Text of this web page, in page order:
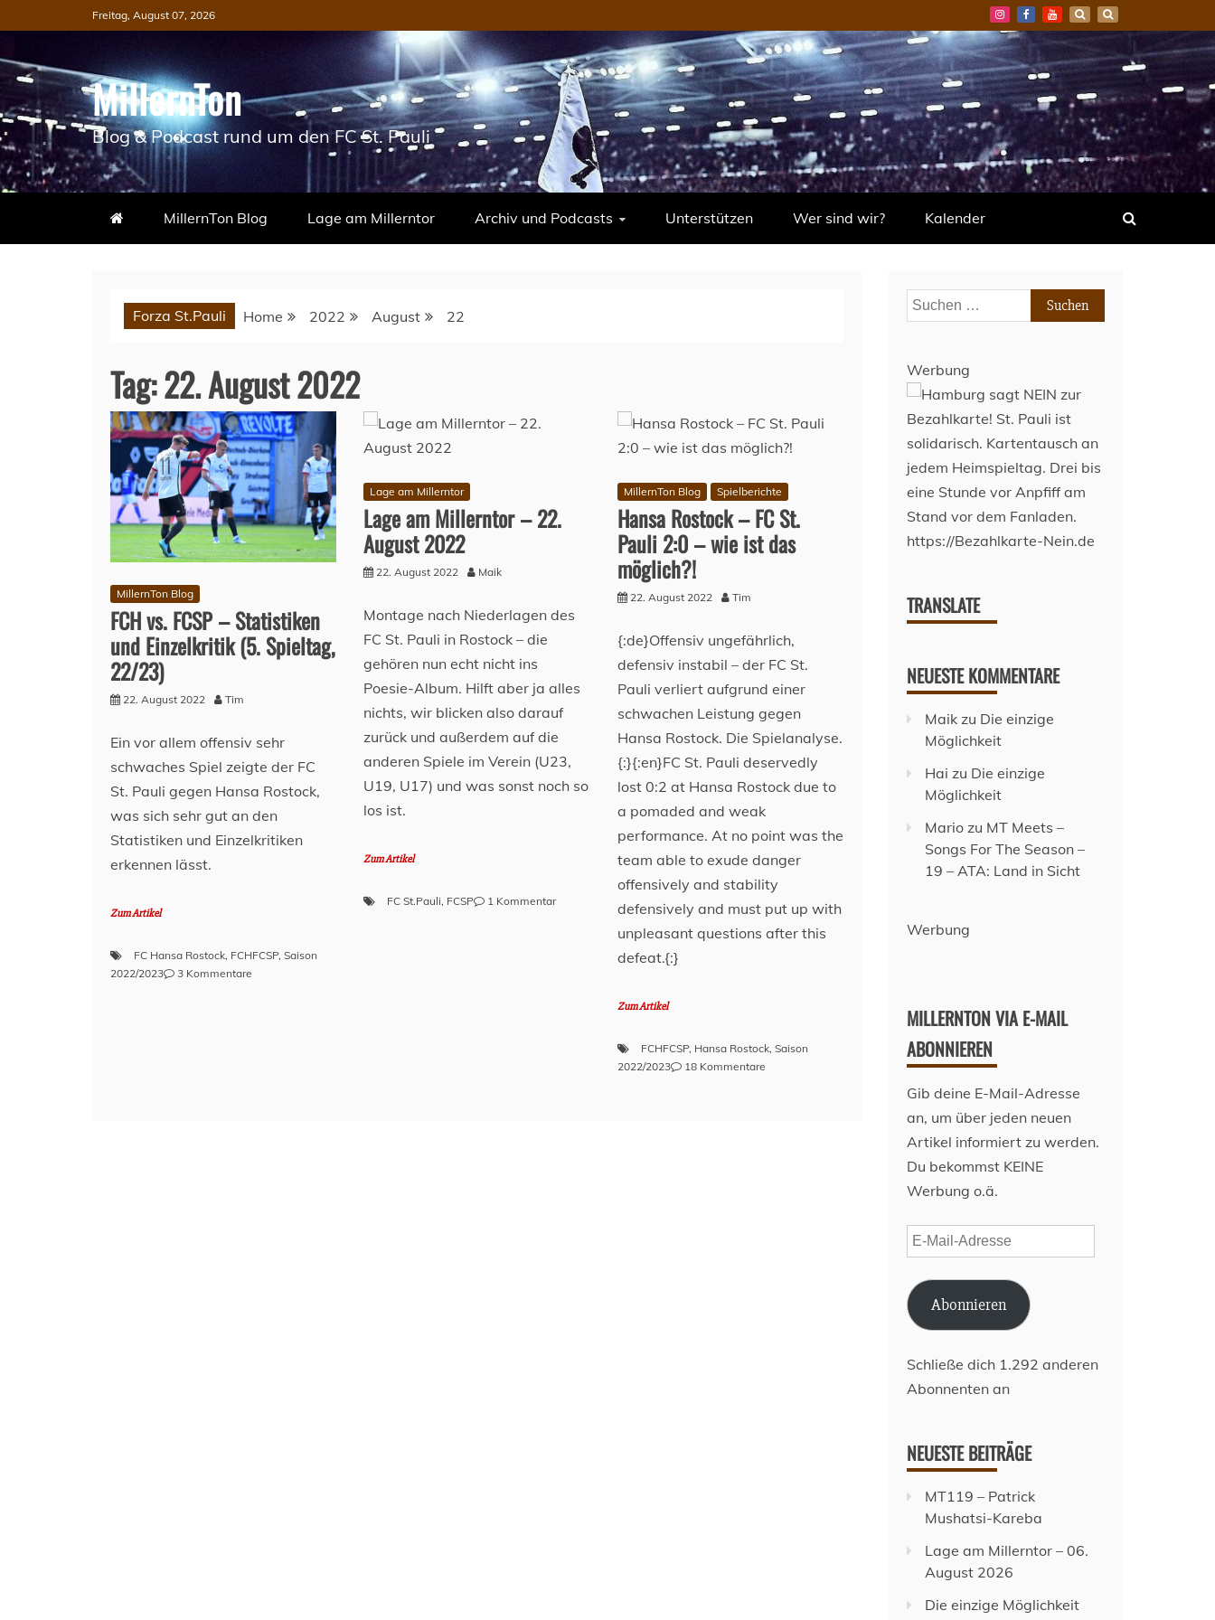
to
content
Freitag, August 07, 2026
MillernTon
Blog & Podcast rund um den FC St. Pauli
MillernTon Blog Lage am Millerntor Archiv und Podcasts Unterstützen Wer sind wir? Kalender
Forza St.Pauli Home 2022 August 22
Tag:22. August 2022
MillernTon Blog
FCH vs. FCSP – Statistiken
und Einzelkritik (5. Spieltag,
22/23)
22. August 2022 Tim
Ein vor allem offensiv sehr
schwaches Spiel zeigte der FC
St. Pauli gegen Hansa Rostock,
was sich sehr gut an den
Statistiken und Einzelkritiken
erkennen lässt.
Zum Artikel
FC Hansa Rostock, FCHFCSP, Saison
2022/2023
3 Kommentare
Lage am Millerntor
Lage am Millerntor – 22.
August 2022
22. August 2022 Maik
Montage nach Niederlagen des
FC St. Pauli in Rostock – die
gehören nun echt nicht ins
Poesie-Album. Hilft aber ja alles
nichts, wir blicken also darauf
zurück und außerdem auf die
anderen Spiele im Verein (U23,
U19, U17) und was sonst noch so
los ist.
Zum Artikel
FC St.Pauli, FCSP 1 Kommentarzu
MillernTon Blog Spielberichte
Hansa Rostock – FC St.
Pauli 2:0 – wie ist das
möglich?!
22. August 2022 Tim
{:de}Offensiv ungefährlich,
defensiv instabil – der FC St.
Pauli verliert aufgrund einer
schwachen Leistung gegen
Hansa Rostock. Die Spielanalyse.
{:}{:en}FC St. Pauli deservedly
lost 0:2 at Hansa Rostock due to
a pomaded and weak
performance. At no point was the
team able to exude danger
offensively and stability
defensively and must put up with
unpleasant questions after this
defeat.{:}
Zum Artikel
FCHFCSP, Hansa Rostock, Saison
2022/2023
18 Kommentarezu
Suchen
nach:
Werbung
TRANSLATE
NEUESTE KOMMENTARE
Maik zu Die einzige
Möglichkeit
Hai zu Die einzige
Möglichkeit
Mario zu MT Meets –
Songs For The Season –
19 – ATA: Land in Sicht
Werbung
MILLERNTON VIA E-MAIL
ABONNIEREN
Gib deine E-Mail-Adresse
an, um über jeden neuen
Artikel informiert zu werden.
Du bekommst KEINE
Werbung o.ä.
E-
Mail-
Adresse
Abonnieren
Schließe dich 1.292 anderen
Abonnenten an
NEUESTE BEITRÄGE
MT119 – Patrick
Mushatsi-Kareba
Lage am Millerntor – 06.
August 2026
Die einzige Möglichkeit